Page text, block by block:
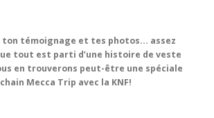
ton témoignage et tes photos… assez
tout est parti d’une histoire de veste
en trouverons peut-être une spéciale
Mecca Trip avec la KNF!